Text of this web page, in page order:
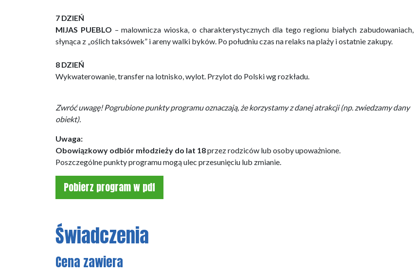
7 DZIEŃ
MIJAS PUEBLO – malownicza wioska, o charakterystycznych dla tego regionu białych zabudowaniach,
słynąca z „oślich taksówek” i areny walki byków. Po południu czas na relaks na plaży i ostatnie zakupy.
8 DZIEŃ
Wykwaterowanie, transfer na lotnisko, wylot. Przylot do Polski wg rozkładu.
Zwróć uwagę! Pogrubione punkty programu oznaczają, że korzystamy z danej atrakcji (np. zwiedzamy dany
obiekt).
Uwaga:
Obowiązkowy odbiór młodzieży do lat 18przez rodziców lub osoby upoważnione.
Poszczególne punkty programu mogą ulec przesunięciu lub zmianie.
Pobierz program w pdf
Świadczenia
Cena zawiera